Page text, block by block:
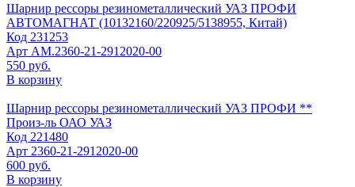
Шарнир рессоры резинометаллический УАЗ ПРОФИ
АВТОМАГНАТ (10132160/220925/5138955, Китай)
Код 231253
Арт АМ.2360-21-2912020-00
550 руб.
В корзину
Шарнир рессоры резинометаллический УАЗ ПРОФИ **
Произ-ль ОАО УАЗ
Код 221480
Арт 2360-21-2912020-00
600 руб.
В корзину